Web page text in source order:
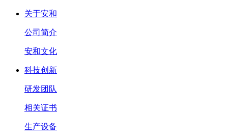
关于安和
公司简介
安和文化
科技创新
研发团队
相关证书
生产设备